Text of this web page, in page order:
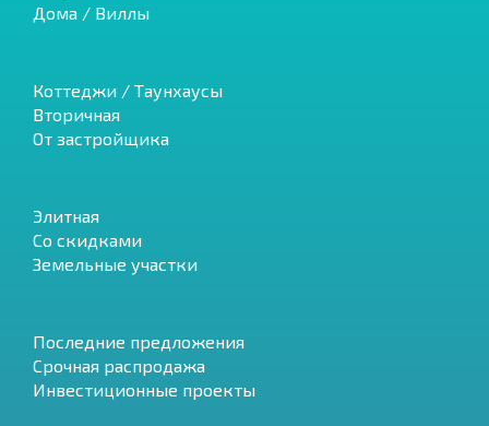
Дома / Виллы
Коттеджи / Таунхаусы
Вторичная
От застройщика
Элитная
Со скидками
Земельные участки
Последние предложения
Срочная распродажа
Инвестиционные проекты